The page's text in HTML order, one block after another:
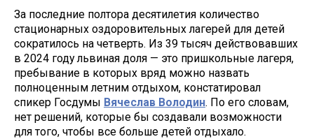
За последние полтора десятилетия количество
стационарных оздоровительных лагерей для детей
сократилось на четверть. Из 39 тысяч действовавших
в 2024 году львиная доля — это пришкольные лагеря,
пребывание в которых вряд можно назвать
полноценным летним отдыхом, констатировал
спикер Госдумы Вячеслав Володин. По его словам,
нет решений, которые бы создавали возможности
для того, чтобы все больше детей отдыхало.